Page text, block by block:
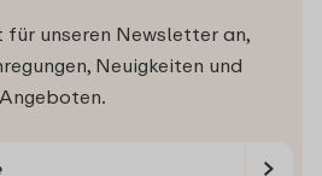
für unseren Newsletter an,
Neuigkeiten und
Angeboten.